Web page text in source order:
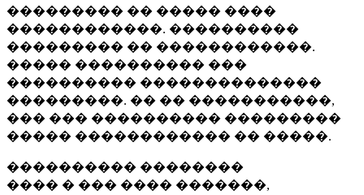
��������� �� ����� ����
������������. ����������
��������� �� ������������.
����� ���������� ���
���������� ��������������
���������. �� �� �����������,
��� ��� ���������� ���������
����� ������������ �� �����.
���������� ��������
���� � ��� ���� �������,